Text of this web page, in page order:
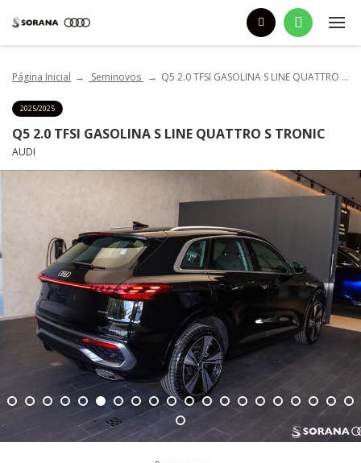
Página Inicial Seminovos Q5 2.0 TFSI GASOLINA S LINE QUATTRO S TRONIC
2025/2025
Q5 2.0 TFSI GASOLINA S LINE QUATTRO S TRONIC
AUDI